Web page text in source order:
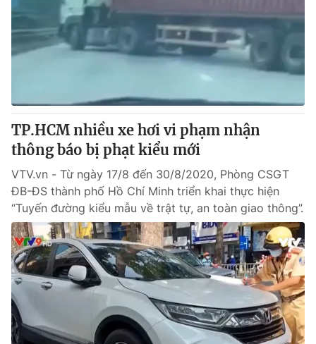
Thế giới
Tin tức
Câu chuyện quốc tế
Kinh tế
Thị trường
Góc doanh nghiệp
Truyền hình
Phim VTV
Hậu trường
Nhân vật
Khán giả
Giải sao mai
Giải trí
Điện ảnh
Âm nhạc
Sao
Đời sống
Du lịch
Làm đẹp
Chất lượng cuộc sống
Giáo dục
Tuyển sinh
Học trực tuyến
Công nghệ
Hitech Công nghệ tương lai
Giao lưu trực tuyến
TP.HCM nhiều xe hơi vi phạm nhận
thông báo bị phạt kiểu mới
VTV.vn - Từ ngày 17/8 đến 30/8/2020, Phòng CSGT
ĐB-ĐS thành phố Hồ Chí Minh triển khai thực hiện
“Tuyến đường kiểu mẫu về trật tự, an toàn giao thông”.